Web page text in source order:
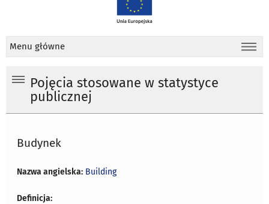
Menu główne
Pojęcia stosowane w statystyce
publicznej
Budynek
Nazwa angielska: Building
Definicja: